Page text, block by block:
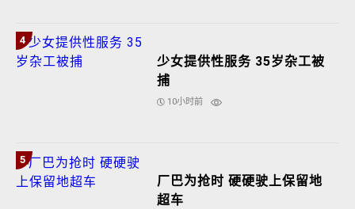
4
少女提供性服务 35岁杂工被
捕
10小时前
5
厂巴为抢时 硬硬驶上保留地
超车